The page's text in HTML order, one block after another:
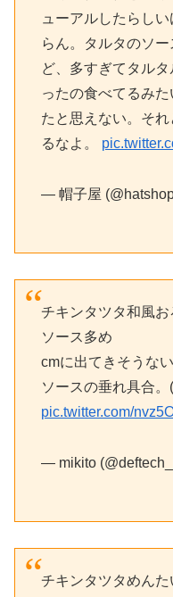
ューアルしたらし
らん。タルタのソ
ど、多すぎてタル
ったの食べてるみ
たと思えない。そ
るなよ。
— 帽子屋
チキンタツタ和風お
ソース多め
cmに出てきそうな
ソースの垂れ具合。
pic.twitter.com/
— mikito
チキンタツタめん